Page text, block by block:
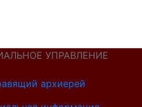
УПРАВЛЕНИЕ
архиерей